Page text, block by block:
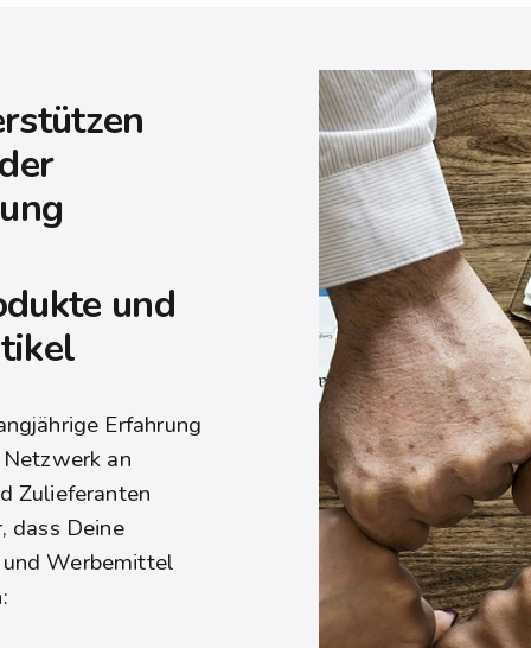
section
und
Erfahrung
an
Zulieferanten
dass Deine
Werbemittel